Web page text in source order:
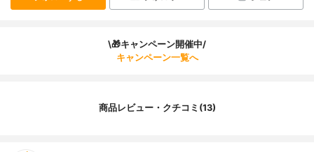
\🎁キャンペーン開催中/
キャンペーン一覧へ
商品レビュー・クチコミ(13)